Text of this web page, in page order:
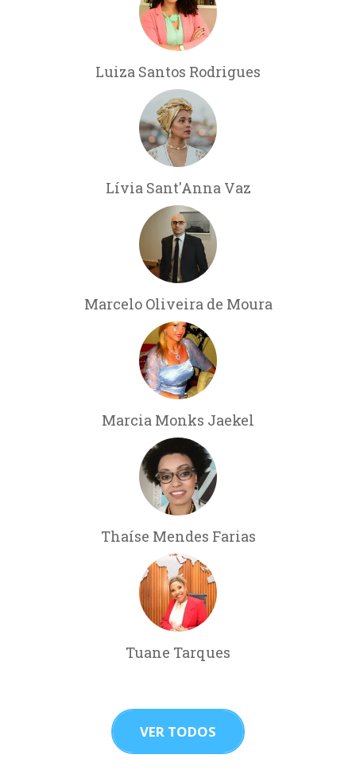
Luiza Santos Rodrigues
Lívia Sant'Anna Vaz
Marcelo Oliveira de Moura
Marcia Monks Jaekel
Thaíse Mendes Farias
Tuane Tarques
VER TODOS